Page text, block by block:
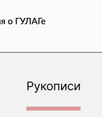
Рукописи